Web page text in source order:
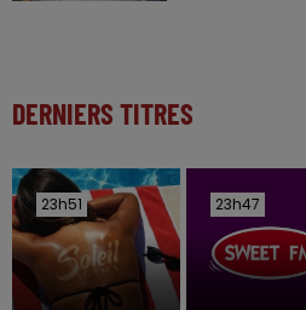
DERNIERS TITRES
23h51
23h51 23h47
23h47